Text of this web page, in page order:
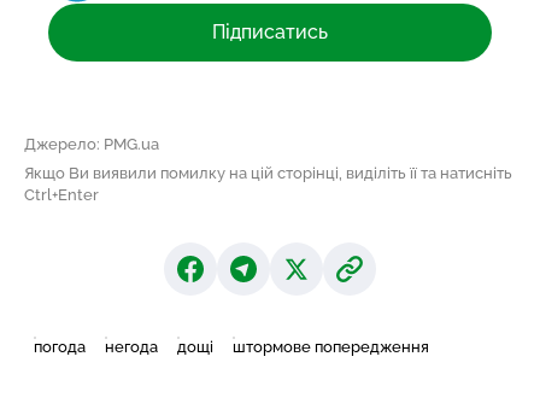
Підписатись
Джерело: PMG.ua
Якщо Ви виявили помилку на цій сторінці, виділіть її та натисніть
Ctrl+Enter
погода негода дощі штормове попередження